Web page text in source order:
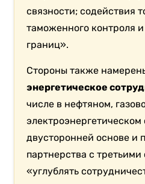
связности; содействия
таможенного контроля
границ».
Стороны также
энергетическое
числе в нефтяном,
электроэнергетическом
двусторонней основе и
партнерства с
«углублять